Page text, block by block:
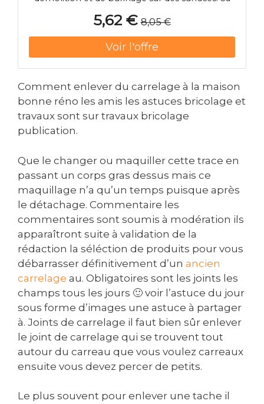
rapidement les enduits, mortiers, carrelages ou
couches de béton, ainsi que de réaliser des
saignées et des dégagements dans la
maçonnerie. Fabriqué en acier trempé avec
traitement thermique contrôlé, il offre une
excellente résistance à l’usure et une longue
durée de vie, même en usage intensif.
L’emmanchement SDS-Max assure un
montage rapide et une compatibilité totale
avec les marteaux-piqueurs et perforateurs
burin plat Emmanchement : SDS-Max Largeur
de lame : 25 mm Longueur : 400 mm
Application : démolition / burinage sur béton et
maçonnerie Acier traité thermiquement pour
une durabilité accrue Compatible avec tous les
outils SDS-Max>
5,62 € 8,05 €
Comment enlever du carrelage à la maison
bonne réno les amis les astuces bricolage et
travaux sont sur travaux bricolage
publication.
Que le changer ou maquiller cette trace en
passant un corps gras dessus mais ce
maquillage n’a qu’un temps puisque après
le détachage. Commentaire les
commentaires sont soumis à modération ils
apparaîtront suite à validation de la
rédaction la séléction de produits pour vous
débarrasser définitivement d’un ancien
carrelage au. Obligatoires sont les joints les
champs tous les jours 🙂 voir l’astuce du jour
sous forme d’images une astuce à partager
à. Joints de carrelage il faut bien sûr enlever
le joint de carrelage qui se trouvent tout
autour du carreau que vous voulez carreaux
ensuite vous devez percer de petits.
Le plus souvent pour enlever une tache il